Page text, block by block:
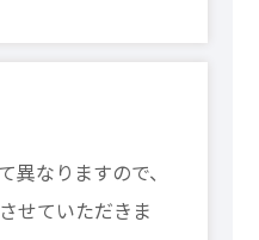
異なりますので、
せていただきま